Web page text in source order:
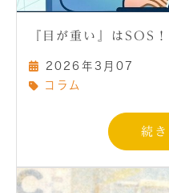
『目が重い』はSOS
2026年3月07
コラム
続